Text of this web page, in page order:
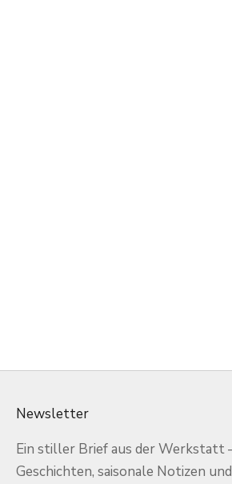
Newsletter
Ein stiller Brief aus der Werkstatt
Geschichten, saisonale Notizen